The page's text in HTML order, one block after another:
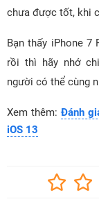
chưa được tốt, khi
Bạn thấy iPhone 7
rồi thì hãy nhớ
người có thể cùng
Xem thêm:Đánh
iOS 13